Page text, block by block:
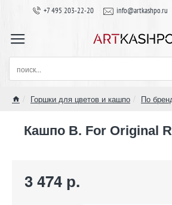
+7 495 203-22-20 info@artkashpo.ru
поиск...
Горшки для цветов и кашпо По
Кашпо B. For Original
3 474 р.